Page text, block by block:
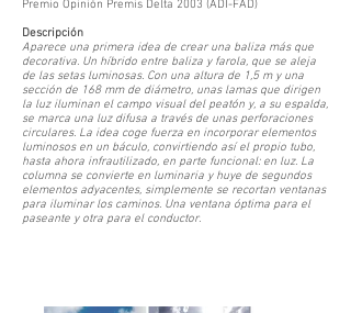
Premio Opinión Premis Delta 2003 (ADI-FAD)
Descripción
Aparece una primera idea de crear una baliza más que
decorativa. Un híbrido entre baliza y farola, que se aleja
de las setas luminosas. Con una altura de 1,5 m y una
sección de 168 mm de diámetro, unas lamas que dirigen
la luz iluminan el campo visual del peatón y, a su espalda,
se marca una luz difusa a través de unas perforaciones
circulares. La idea coge fuerza en incorporar elementos
luminosos en un báculo, convirtiendo así el propio tubo,
hasta ahora infrautilizado, en parte funcional: en luz. La
columna se convierte en luminaria y huye de segundos
elementos adyacentes, simplemente se recortan ventanas
para iluminar los caminos. Una ventana óptima para el
paseante y otra para el conductor.